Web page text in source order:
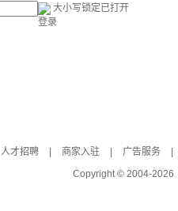
大小写锁定已打开
登录
人才招聘 商家入驻 广告服务
Copyright © 2004-2026